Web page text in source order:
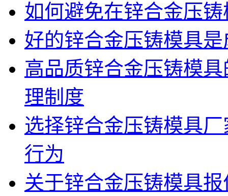
如何避免在锌合金压
好的锌合金压铸模具
高品质锌合金压铸模
理制度
选择锌合金压铸模具
行为
关于锌合金压铸模具